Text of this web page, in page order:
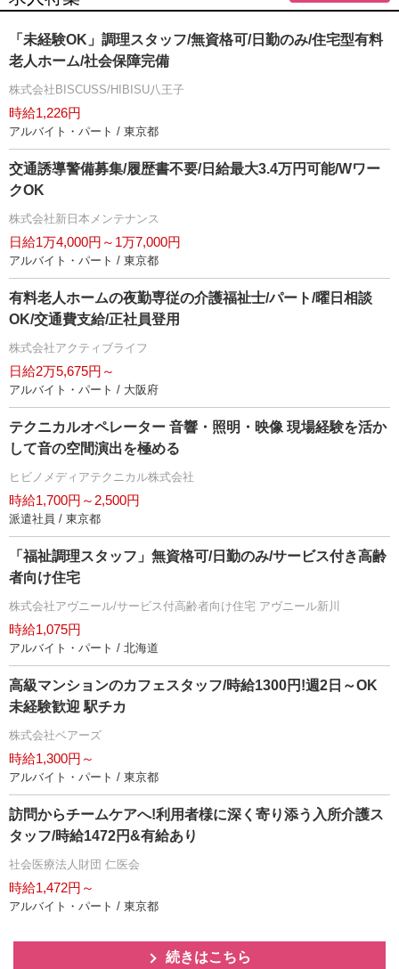
「未経験OK」調理スタッフ/無資格可/日勤のみ/住宅型有料
老人ホーム/社会保障完備
株式会社BISCUSS/HIBISU八王子
時給1,226円
アルバイト・パート / 東京都
交通誘導警備募集/履歴書不要/日給最大3.4万円可能/Wワー
クOK
株式会社新日本メンテナンス
日給1万4,000円～1万7,000円
アルバイト・パート / 東京都
有料老人ホームの夜勤専従の介護福祉士/パート/曜日相談
OK/交通費支給/正社員登用
株式会社アクティブライフ
日給2万5,675円～
アルバイト・パート / 大阪府
テクニカルオペレーター 音響・照明・映像 現場経験を活か
して音の空間演出を極める
ヒビノメディアテクニカル株式会社
時給1,700円～2,500円
派遣社員 / 東京都
「福祉調理スタッフ」無資格可/日勤のみ/サービス付き高齢
者向け住宅
株式会社アヴニール/サービス付高齢者向け住宅 アヴニール新川
時給1,075円
アルバイト・パート / 北海道
高級マンションのカフェスタッフ/時給1300円!週2日～OK
未経験歓迎 駅チカ
株式会社ベアーズ
時給1,300円～
アルバイト・パート / 東京都
訪問からチームケアへ!利用者様に深く寄り添う入所介護ス
タッフ/時給1472円&有給あり
社会医療法人財団 仁医会
時給1,472円～
アルバイト・パート / 東京都
続きはこちら